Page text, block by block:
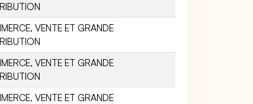
VENTE ET GRANDE
VENTE ET GRANDE
VENTE ET GRANDE